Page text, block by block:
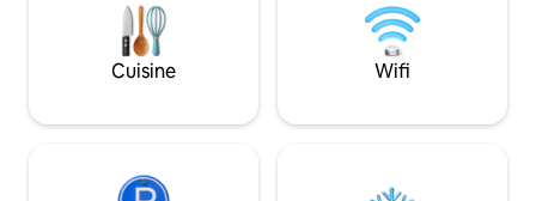
antiquaires, de nombreux restaurants
de charme, de jolis cafés avec des
options végétaliennes/végétariennes et
de nombreux magasins vintage. Dans le
d'Amsterdam,
l'élégance d'une
XVIIe siècle.
avec style.
Cuisine Wifi